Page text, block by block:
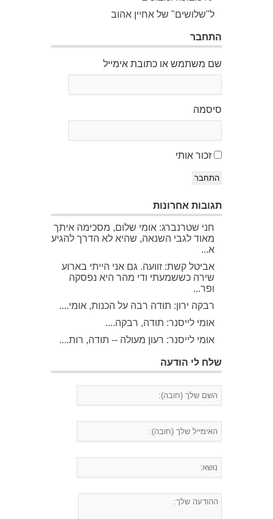
ל"שלושים" של אחיין אהוב
התחבר
שם משתמש או כתובת אימייל
סיסמה
זכור אותי
התחבר
תגובות אחרונות
חני שטרנברג: אומי שלום, מסכימה איתך
מאוד לגבי השנאה, שהיא לא הדרך להגיע
א...
אביטל קשת: זוועה. גם אני הייתי בארוע
שירה כששמעתי ודי מהר היא נפסקה
ופר...
רבקה ירון: תודה רבה על הכנות, אומי....
אומי לייסנר: תודה, רבקה....
אומי לייסנר: רעון מעולה -- תודה, רות....
שלח לי הודעה